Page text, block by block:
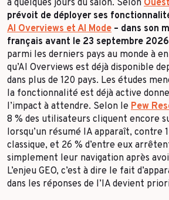
à quelques jours du salon. Selon
prévoit de déployer ses
AI Overviews et AI Mode – dans son
français avant le 23 septembre 2026
parmi les derniers pays au monde à
qu’AI Overviews est déjà disponible
dans plus de 120 pays. Les études
la fonctionnalité est déjà active
l’impact à attendre. Selon le Pew
8 % des utilisateurs cliquent encore
lorsqu’un résumé IA apparaît, contre
classique, et 26 % d’entre eux
simplement leur navigation après
L’enjeu GEO, c’est à dire le fait
dans les réponses de l’IA devient